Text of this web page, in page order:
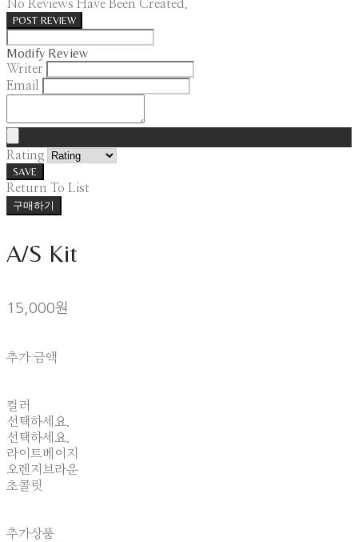
No Reviews Have Been Created.
POST REVIEW
Modify Review
Writer
Email
Rating
SAVE
Return To List
구매하기
A/S Kit
15,000원
추가 금액
컬러
선택하세요.
선택하세요.
라이트베이지
오렌지브라운
초콜릿
추가상품